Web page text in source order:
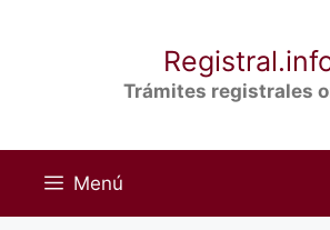
Trámites registrales
Menú